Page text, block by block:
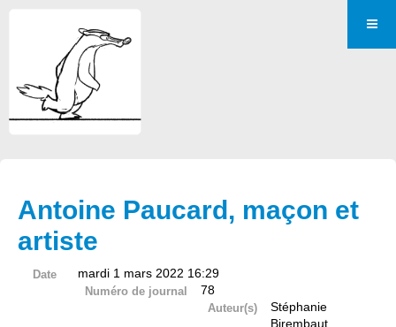
Antoine Paucard, maçon et
artiste
Date mardi 1 mars 2022 16:29
Numéro de journal 78
Auteur(s)
Stéphanie
Birembaut